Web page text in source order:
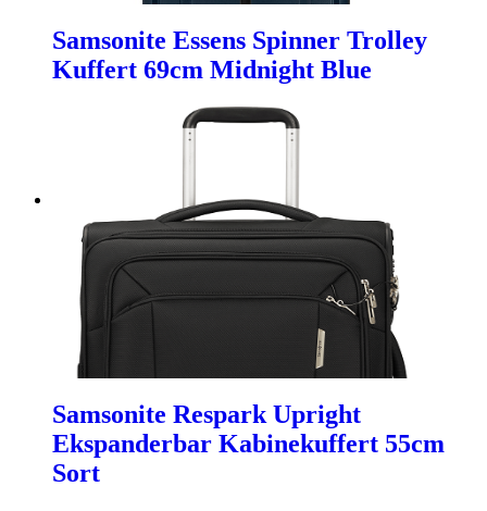
Samsonite Essens Spinner Trolley
Kuffert 69cm Midnight Blue
Samsonite Respark Upright
Ekspanderbar Kabinekuffert 55cm
Sort